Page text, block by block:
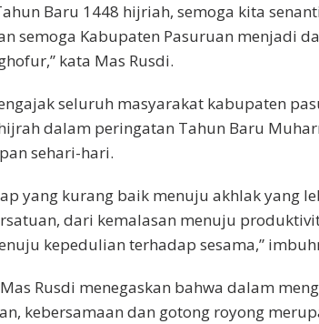
Baru 1448 hijriah, semoga kita
semoga Kabupaten Pasuruan menjadi
kata Mas Rusdi.
seluruh masyarakat kabupaten
dalam peringatan Tahun Baru
sehari-hari.
yang kurang baik menuju akhlak yang
dari kemalasan menuju
kepedulian terhadap sesama,”
Rusdi menegaskan bahwa dalam
kebersamaan dan gotong royong